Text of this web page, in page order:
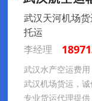
武汉天河机场
托运
李经理
武汉水产空运费
武汉机场货运，
专业货运代理提